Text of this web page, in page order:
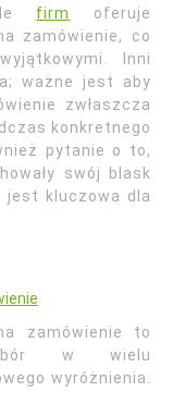
firm
oferuje
zamówienie, co
Inni
ważne jest aby
zwłaszcza
konkretnego
pytanie o to,
swój blask
jest kluczowa dla
to
w wielu
wyróżnienia.